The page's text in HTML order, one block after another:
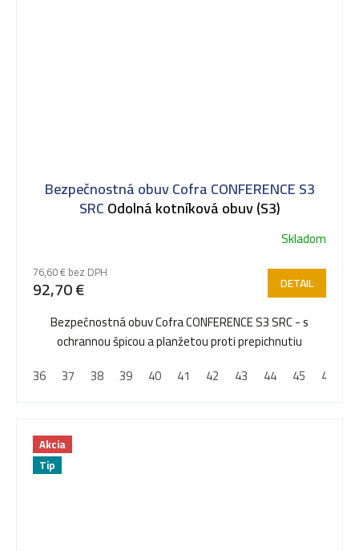
Bezpečnostná obuv Cofra CONFERENCE S3
SRCOdolná kotníková obuv (S3)
Skladom
76,60 € bez DPH
92,70 € DETAIL
Bezpečnostná obuv Cofra CONFERENCE S3 SRC - s
ochrannou špicou a planžetou proti prepichnutiu
36
37 38 39 40 41 42 43 44 45 46
Akcia
Tip